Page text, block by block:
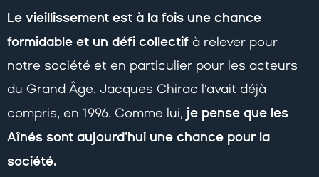
Le vieillissement est à la fois une chance
formidable et un défi collectif à relever pour
notre société et en particulier pour les acteurs
du Grand Âge. Jacques Chirac l’avait déjà
compris, en 1996. Comme lui, je pense que les
Aînés sont aujourd’hui une chance pour la
société.